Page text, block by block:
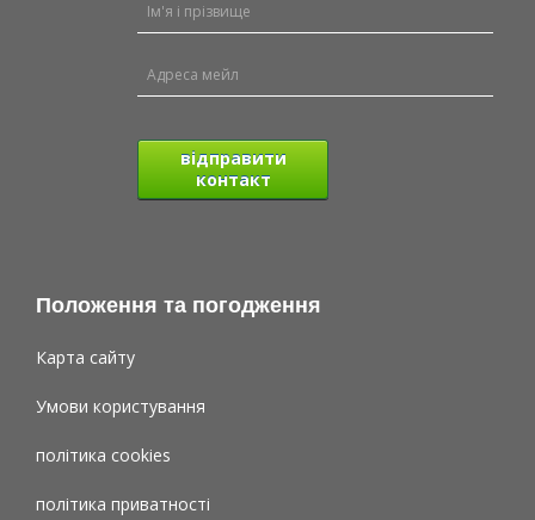
відправити
контакт
Положення та погодження
Карта сайту
Умови користування
політика cookies
політика приватності